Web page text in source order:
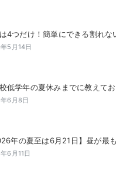
4つだけ！簡単にできる割れな
5月14日
低学年の夏休みまでに教えて
6月8日
年の夏至は6月21日】昼が最
6月11日